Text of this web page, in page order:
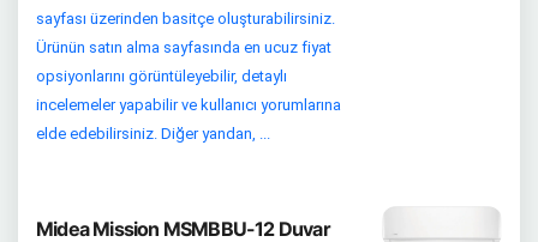
sayfası üzerinden basitçe oluşturabilirsiniz.
Ürünün satın alma sayfasında en ucuz fiyat
opsiyonlarını görüntüleyebilir, detaylı
incelemeler yapabilir ve kullanıcı yorumlarına
elde edebilirsiniz. Diğer yandan, ...
Midea Mission MSMBBU-12 Duvar